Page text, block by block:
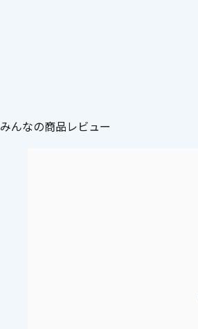
みんなの商品レビュー